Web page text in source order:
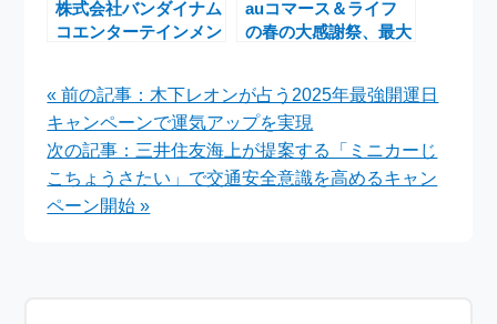
株式会社バンダイナム
コエンターテインメン
90％OFFの魅力的な
キャンペーン
auコマース＆ライフ
の春の大感謝祭、最大
« 前の記事：木下レオンが占う2025年最強開運日
キャンペーンで運気アップを実現
次の記事：三井住友海上が提案する「ミニカーじ
こちょうさたい」で交通安全意識を高めるキャン
ペーン開始 »